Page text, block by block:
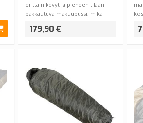
erittäin kevyt ja pieneen tilaan
pakkautuva makuupussi, mikä
179,90 €